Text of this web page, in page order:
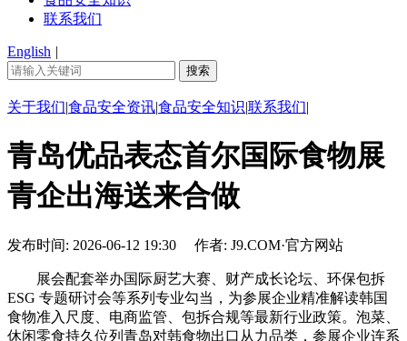
联系我们
English |
关于我们|食品安全资讯|食品安全知识|联系我们|
青岛优品表态首尔国际食物展
青企出海送来合做
发布时间: 2026-06-12 19:30 作者: J9.COM·官方网站
展会配套举办国际厨艺大赛、财产成长论坛、环保包拆
ESG 专题研讨会等系列专业勾当，为参展企业精准解读韩国
食物准入尺度、电商监管、包拆合规等最新行业政策。泡菜、
休闲零食持久位列青岛对韩食物出口从力品类，参展企业连系